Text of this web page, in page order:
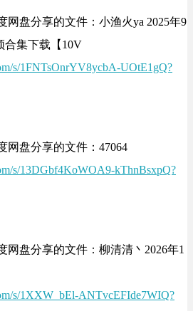
网盘分享的文件：小渔火ya 2025年9
合集下载【10V
s/1FNTsOnrYV8ycbA-UOtE1gQ?
网盘分享的文件：47064
s/13DGbf4KoWOA9-kThnBsxpQ?
网盘分享的文件：柳清清丶2026年1
s/1XXW_bEl-ANTvcEFIde7WIQ?